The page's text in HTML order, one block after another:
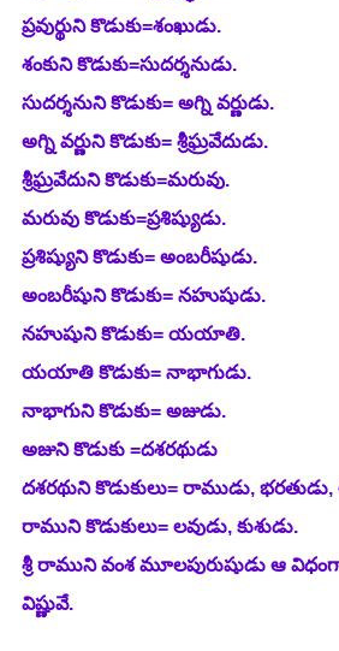
ప్రవుర్థుని కొడుకు=శంఖుడు.
శంకుని కొడుకు=సుదర్శనుడు.
సుదర్శనుని కొడుకు= అగ్ని వర్ణుడు.
అగ్ని వర్ణుని కొడుకు= శ్రీఘ్రవేదుడు.
శ్రీఘ్రవేదుని కొడుకు=మరువు.
మరువు కొడుకు=ప్రశిష్యుడు.
ప్రశిష్యుని కొడుకు= అంబరీషుడు.
అంబరీషుని కొడుకు= నహుషుడు.
నహుషుని కొడుకు= యయాతి.
యయాతి కొడుకు= నాభాగుడు.
నాభాగుని కొడుకు= అజుడు.
అజుని కొడుకు =దశరథుడు
దశరథుని కొడుకులు= రాముడు, భరతుడు,
రాముని కొడుకులు= లవుడు, కుశుడు.
శ్రీ రాముని వంశ మూలపురుషుడు ఆ